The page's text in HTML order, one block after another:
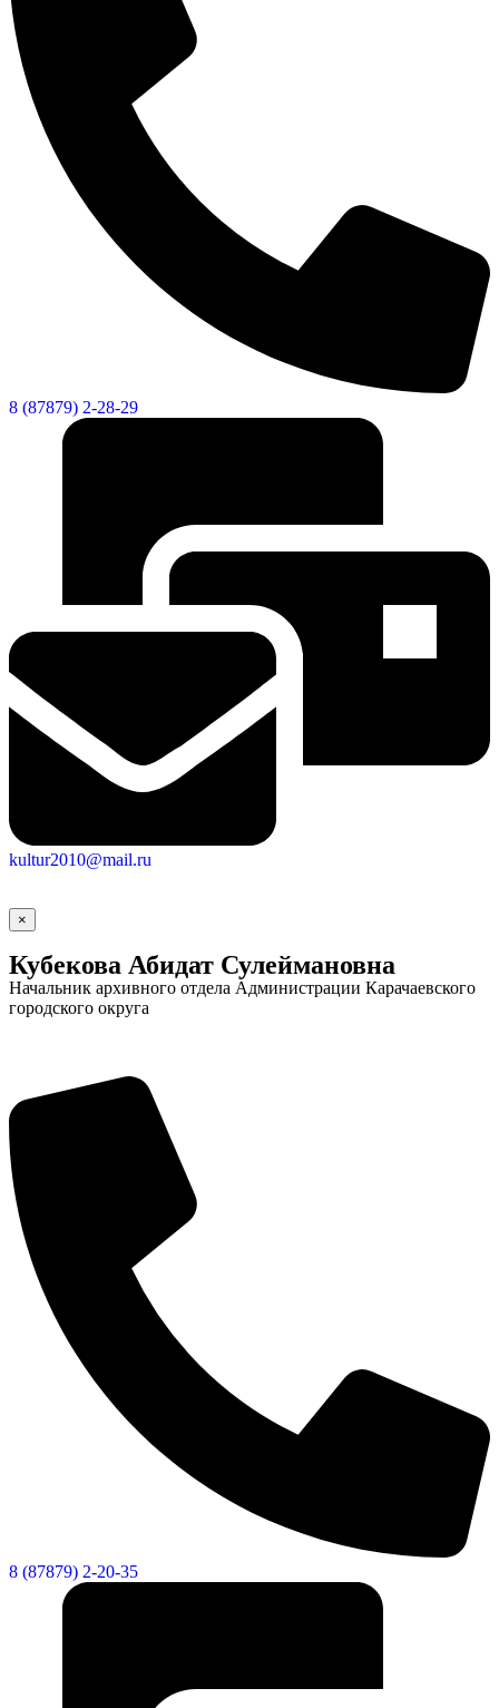
Новости
Газета "Минги Тау"
Виртуальная
приемная
Культурный
код кластера
видеоролики
8 (87879) 2-28-29
kultur2010@mail.ru
×
Кубекова Абидат Сулеймановна
Начальник архивного отдела Администрации Карачаевского
городского округа
8 (87879) 2-20-35